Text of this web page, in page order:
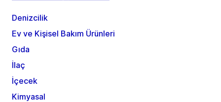
Denizcilik
Ev ve Kişisel Bakım Ürünleri
Gıda
İlaç
İçecek
Kimyasal